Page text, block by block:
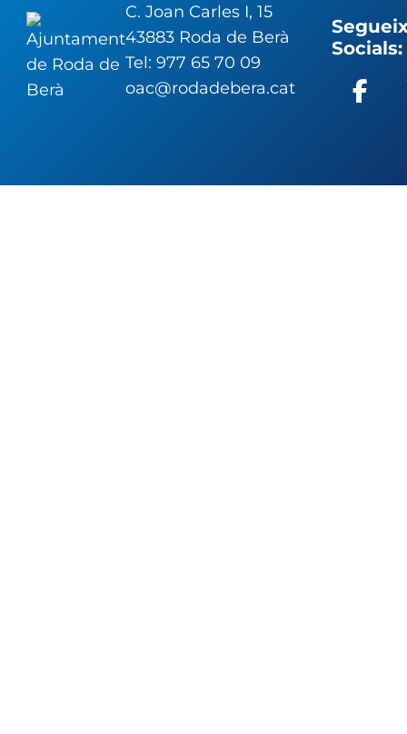
C. Joan Carles I, 15
43883 Roda de Berà
Tel: 977 65 70 09
oac@rodadebera.cat
Socials: